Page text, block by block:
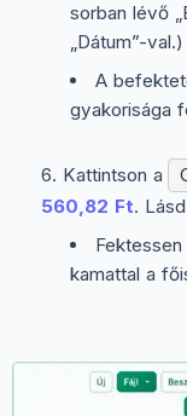
sorban lévő
„Dátum”-val.)
A
gyakorisága
Kattintson a
560,82 Ft.
Fektessen
kamattal a